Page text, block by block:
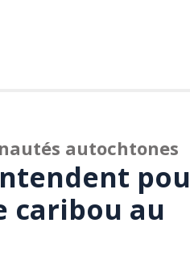
autochtones
caribou au